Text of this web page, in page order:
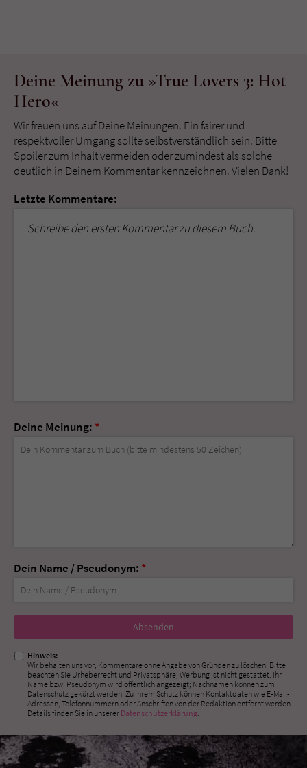
Deine Meinung zu »True Lovers 3: Hot
Hero«
Wir freuen uns auf Deine Meinungen. Ein fairer und
respektvoller Umgang sollte selbstverständlich sein. Bitte
Spoiler zum Inhalt vermeiden oder zumindest als solche
deutlich in Deinem Kommentar kennzeichnen. Vielen Dank!
Letzte Kommentare:
Schreibe den ersten Kommentar zu diesem Buch.
Deine Meinung: *
Dein Name / Pseudonym: *
Nicht
ausfüllen!
Hinweis:
Wir behalten uns vor, Kommentare ohne Angabe von Gründen zu löschen. Bitte
beachten Sie Urheberrecht und Privatsphäre; Werbung ist nicht gestattet. Ihr
Name bzw. Pseudonym wird öffentlich angezeigt; Nachnamen können zum
Datenschutz gekürzt werden. Zu Ihrem Schutz können Kontaktdaten wie E-Mail-
Adressen, Telefonnummern oder Anschriften von der Redaktion entfernt werden.
Details finden Sie in unserer Datenschutzerklärung